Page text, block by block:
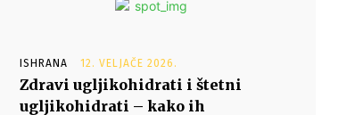
ISHRANA 12. VELJAČE 2026.
Zdravi ugljikohidrati i štetni
ugljikohidrati – kako ih